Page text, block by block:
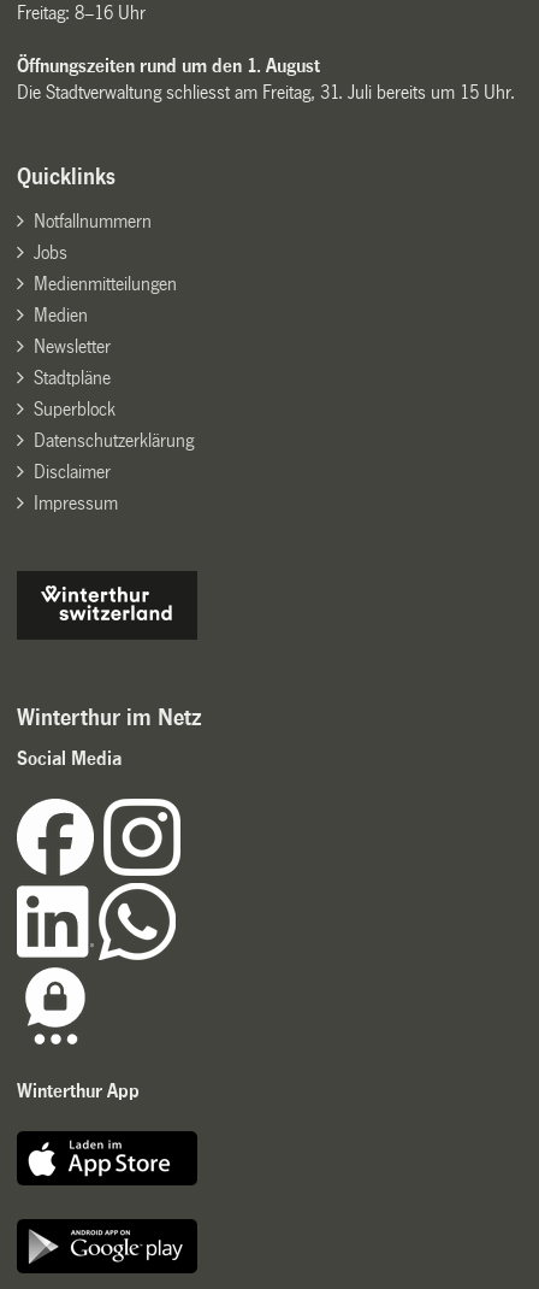
Freitag: 8–16 Uhr
Öffnungszeiten rund um den 1. August
Die Stadtverwaltung schliesst am Freitag, 31. Juli bereits um 15 Uhr.
Quicklinks
Notfallnummern
Jobs
Medienmitteilungen
Medien
Newsletter
Stadtpläne
Superblock
Datenschutzerklärung
Disclaimer
Impressum
Winterthur im Netz
Social Media
Winterthur App